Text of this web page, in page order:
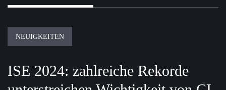
NEUIGKEITEN
ISE 2024: zahlreiche Rekorde